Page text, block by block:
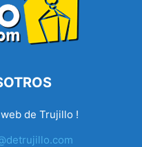
de Trujillo !